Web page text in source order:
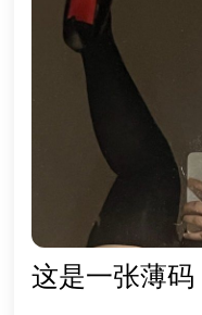
这是一张薄码